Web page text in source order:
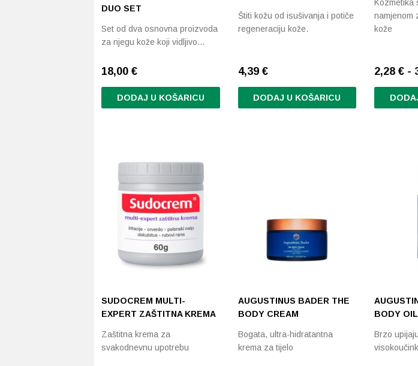
DUO SET
Set od dva osnovna proizvoda
za njegu kože koji vidljivo…
18,00 €
DODAJ U KOŠARICU
Štiti kožu od isušivanja i potiče
regeneraciju kože.
4,39 €
DODAJ U KOŠARICU
Kozmetika
namjenom
kože
2,28 € -
SUDOCREM MULTI-
EXPERT ZAŠTITNA KREMA
Zaštitna krema za
svakodnevnu upotrebu
AUGUSTINUS BADER THE
BODY CREAM
Bogata, ultra-hidratantna
krema za tijelo
BODY
Brzo